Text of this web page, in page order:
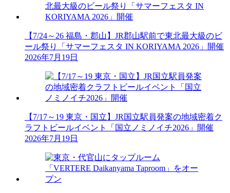
【7/24～26 福島・郡山】JR郡山駅前で東北最大級のビ
ール祭り「サマーフェスタ IN KORIYAMA 2026」開催
2026年7月19日
【7/17～19 東京・国立】JR国立駅員発案の地域密着ク
ラフトビールイベント「国立ノミノイチ2026」開催
2026年7月19日